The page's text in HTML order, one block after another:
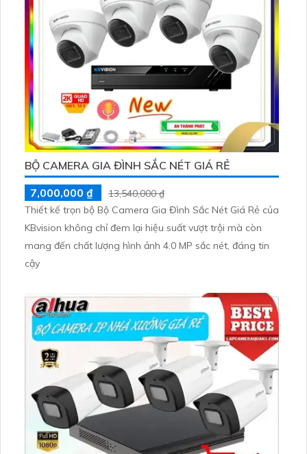
BỘ CAMERA GIA ĐÌNH SẮC NÉT GIÁ RẺ
7,000,000 ₫
13,540,000 ₫
Thiết kế trọn bộ Bộ Camera Gia Đình Sắc Nét Giá Rẻ của
KBvision không chỉ đem lại hiệu suất vượt trội mà còn
mang đến chất lượng hình ảnh 4.0 MP sắc nét, đáng tin
cậy